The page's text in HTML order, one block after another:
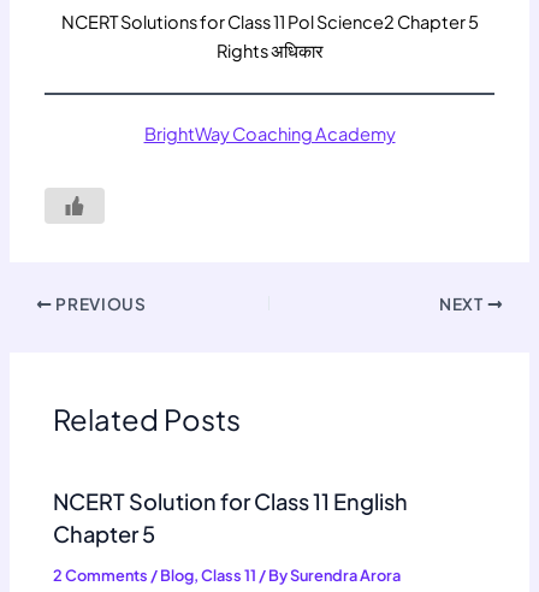
NCERT Solutions for Class 11 Pol Science2 Chapter 5
Rights अधिकार
BrightWay Coaching Academy
PREVIOUS NEXT
Related Posts
NCERT Solution for Class 11 English
Chapter 5
2 Comments /Blog,Class 11 / BySurendra Arora